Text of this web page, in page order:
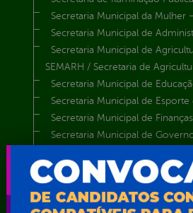
Secretaria Municipal da Mulher
Secretaria Municipal de
Secretaria Municipal de
SEMARH / Secretaria de
Secretaria Municipal de
Secretaria Municipal de Esporte
Secretaria Municipal de
Secretaria Municipal de
Secretaria Municipal de Meio
Secretaria Municipal de
Secretaria Municipal de
Secretaria Municipal de Saúde –